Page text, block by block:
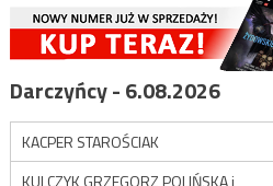
Darczyńcy - 6.08.2026
KACPER STAROŚCIAK
KULCZYK GRZEGORZ POLIŃSKA i